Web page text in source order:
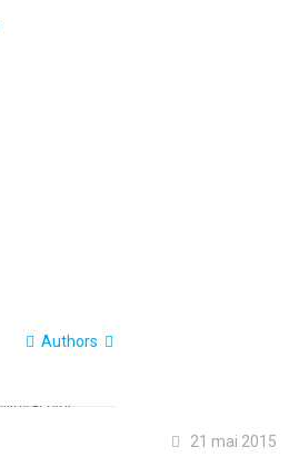
Authors
21 mai 2015